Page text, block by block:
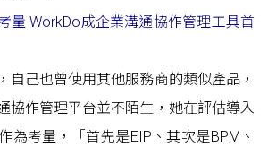
量 WorkDo成企業溝通協作管理工具首
自己也曾使用其他服務商的類似產品，
協作管理平台並不陌生，她在評估導入
為考量，「首先是EIP、其次是BPM、